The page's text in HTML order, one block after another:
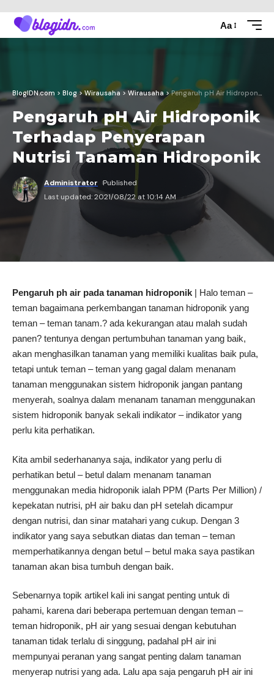
Aa
BlogIDN.com > Blog> Wirausaha>Wirausaha >Pengaruh pH Air Hidroponik Terhadap Penyerapan Nutrisi Tanaman Hidroponik
Pengaruh pH Air Hidroponik
Terhadap Penyerapan
Nutrisi Tanaman Hidroponik
Last updated: 2021/08/22 at 10:14 AM
Administrator Published
Pengaruh ph air pada tanaman hidroponik | Halo teman –
teman bagaimana perkembangan tanaman hidroponik yang
teman – teman tanam.? ada kekurangan atau malah sudah
panen? tentunya dengan pertumbuhan tanaman yang baik,
akan menghasilkan tanaman yang memiliki kualitas baik pula,
tetapi untuk teman – teman yang gagal dalam menanam
tanaman menggunakan sistem hidroponik jangan pantang
menyerah, soalnya dalam menanam tanaman menggunakan
sistem hidroponik banyak sekali indikator – indikator yang
perlu kita perhatikan.
Kita ambil sederhananya saja, indikator yang perlu di
perhatikan betul – betul dalam menanam tanaman
menggunakan media hidroponik ialah PPM (Parts Per Million) /
kepekatan nutrisi, pH air baku dan pH setelah dicampur
dengan nutrisi, dan sinar matahari yang cukup. Dengan 3
indikator yang saya sebutkan diatas dan teman – teman
memperhatikannya dengan betul – betul maka saya pastikan
tanaman akan bisa tumbuh dengan baik.
Sebenarnya topik artikel kali ini sangat penting untuk di
pahami, karena dari beberapa pertemuan dengan teman –
teman hidroponik, pH air yang sesuai dengan kebutuhan
tanaman tidak terlalu di singgung, padahal pH air ini
mempunyai peranan yang sangat penting dalam tanaman
menyerap nutrisi yang ada. Lalu apa saja pengaruh pH air ini